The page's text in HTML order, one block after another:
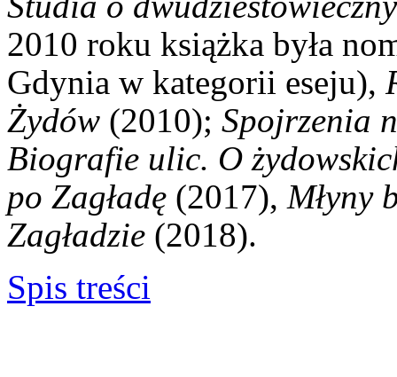
2010 roku książka była
Gdynia w kategorii eseju),
Żydów (2010); Spojrzenia
Biografie ulic. O
po Zagładę (2017), Młyny
Zagładzie (2018).
Spis treści